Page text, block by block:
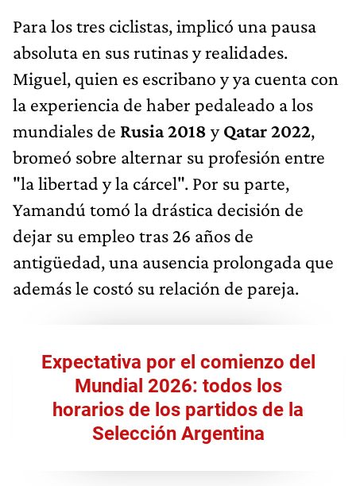
Para los tres ciclistas, implicó una pausa
absoluta en sus rutinas y realidades.
Miguel, quien es escribano y ya cuenta con
la experiencia de haber pedaleado a los
mundiales de Rusia 2018 yQatar 2022,
bromeó sobre alternar su profesión entre
"la libertad y la cárcel". Por su parte,
Yamandú tomó la drástica decisión de
dejar su empleo tras 26 años de
antigüedad, una ausencia prolongada que
además le costó su relación de pareja.
Expectativa por el comienzo del
Mundial 2026: todos los
horarios de los partidos de la
Selección Argentina